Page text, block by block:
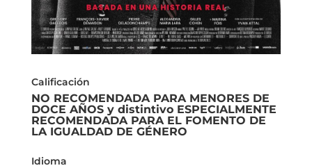
Calificación
NO RECOMENDADA PARA MENORES DE
DOCE AÑOS y distintivo ESPECIALMENTE
RECOMENDADA PARA EL FOMENTO DE
LA IGUALDAD DE GÉNERO
Idioma